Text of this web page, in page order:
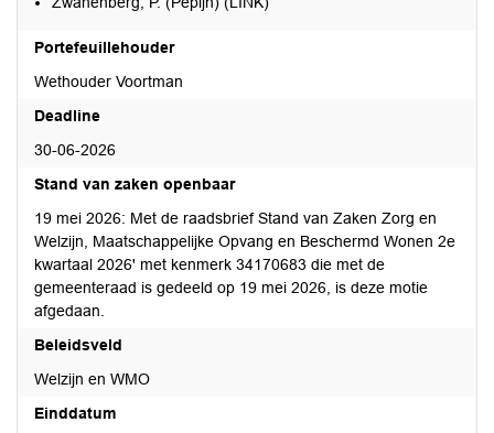
Portefeuillehouder
Wethouder Voortman
Deadline
30-06-2026
Stand van zaken openbaar
19 mei 2026: Met de raadsbrief Stand van Zaken Zorg en
Welzijn, Maatschappelijke Opvang en Beschermd Wonen 2e
kwartaal 2026' met kenmerk 34170683 die met de
gemeenteraad is gedeeld op 19 mei 2026, is deze motie
afgedaan.
Beleidsveld
Welzijn en WMO
Einddatum